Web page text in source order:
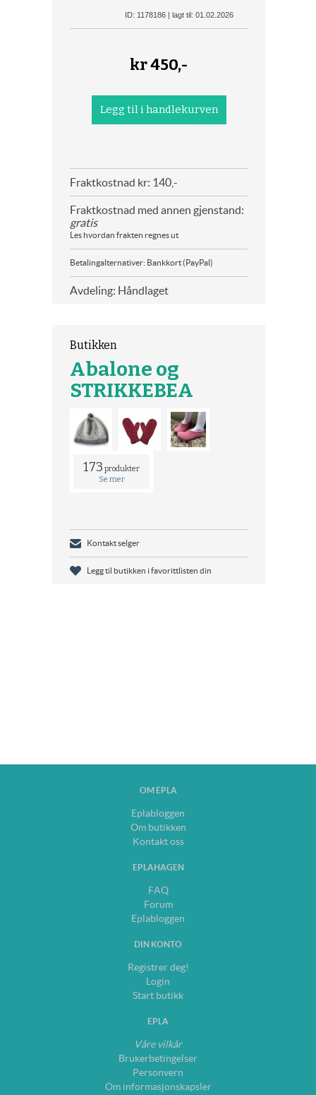
ID: 1178186 | lagt til: 01.02.2026
kr450,-
Fraktkostnad kr: 140,-
Fraktkostnad med annen gjenstand:
gratis
Les hvordan frakten regnes ut
Betalingalternativer: Bankkort (PayPal)
Avdeling: Håndlaget
Butikken
Abalone og
STRIKKEBEA
173 produkter
Se mer
Kontakt selger
Legg til butikken i favorittlisten din
OM EPLA
Eplabloggen
Om butikken
Kontakt oss
EPLAHAGEN
FAQ
Forum
Eplabloggen
DIN KONTO
Registrer deg!
Login
Start butikk
EPLA
Våre vilkår
Brukerbetingelser
Personvern
Om informasjonskapsler